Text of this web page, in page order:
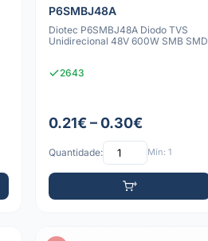
P6SMBJ48A
Diotec P6SMBJ48A Diodo TVS
Unidirecional 48V 600W SMB SMD
2643
0.21€ – 0.30€
Quantidade: Mín: 1